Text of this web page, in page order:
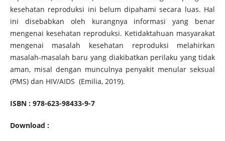
kesehatan reproduksi ini belum dipahami secara luas. Hal
ini disebabkan oleh kurangnya informasi yang benar
mengenai kesehatan reproduksi. Ketidaktahuan masyarakat
mengenai masalah kesehatan reproduksi melahirkan
masalah-masalah baru yang diakibatkan perilaku yang tidak
aman, misal dengan munculnya penyakit menular seksual
(PMS) dan HIV/AIDS (Emilia, 2019).
ISBN : 978-623-98433-9-7
Download :